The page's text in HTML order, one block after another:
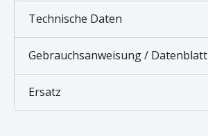
Technische Daten
Gebrauchsanweisung / Datenblatt
Ersatz